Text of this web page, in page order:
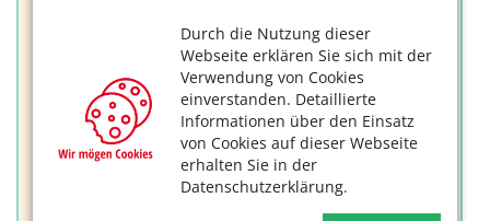
Durch die Nutzung dieser
Webseite erklären Sie sich mit der
Verwendung von Cookies
einverstanden. Detaillierte
Informationen über den Einsatz
von Cookies auf dieser Webseite
erhalten Sie in der
Datenschutzerklärung.
andere Verkehrsteilnehmer gut
erkennbar. Nutzen Sie Reflektoren!
Sicherheit maximieren:Installieren Sie
einen Rückspiegel. Machen Sie beim
Abbiegen und Spurwechsel zusätzlich
den Schulterblick.
Vorausschauend fahren!
gefährliche Situationen. Meiden Sie den